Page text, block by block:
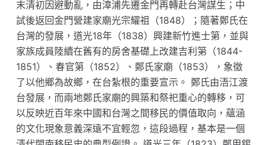
末清初因避動亂，由漳浦先遷金門再轉赴台灣謀生；中
試後返回金門營建家廟光宗耀祖（1848）；隨著鄭氏在
台灣的發展，道光18年（1838）興建新竹進士第，並與
家族成員陸續在舊有的房舍基礎上改建吉利第（1844-
1851）、春官第（1852）、鄭氏家廟（1853），象徵
了以他鄉為故鄉，在台紮根的重要宣示。 鄭氏由浯江渡
台發展，而兩地鄭氏家廟的興築和祭祀重心的轉移，可
以反映近百年來中國和台灣之間移民的價值取向，蘊涵
的文化現象意義深遠不宜輕忽，這段過程，基本是一個